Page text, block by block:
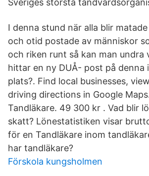
Sveriges största
I denna stund när alla blir
och otid postade av människor
och riken runt så kan man undra
hittar en ny DUÅ- post på denna
plats?. Find local businesses,
driving directions in Google
Tandläkare. 49 300 kr . Vad blir
skatt? Lönestatistiken visar
för en Tandläkare inom
har tandläkare?
Förskola kungsholmen